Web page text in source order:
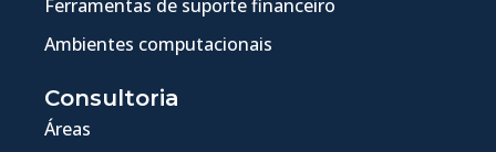
Ferramentas de suporte financeiro
Ambientes computacionais
Consultoria
Áreas